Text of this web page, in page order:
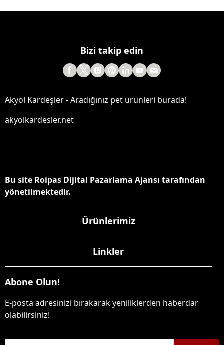
Bizi takip edin
Akyol Kardeşler - Aradığınız pet ürünleri burada!
akyolkardesler.net
Bu site Roipas Dijital Pazarlama Ajansı tarafından
yönetilmektedir.
Ürünlerimiz
Linkler
Abone Olun!
E-posta adresinizi bırakarak yeniliklerden haberdar
olabilirsiniz!